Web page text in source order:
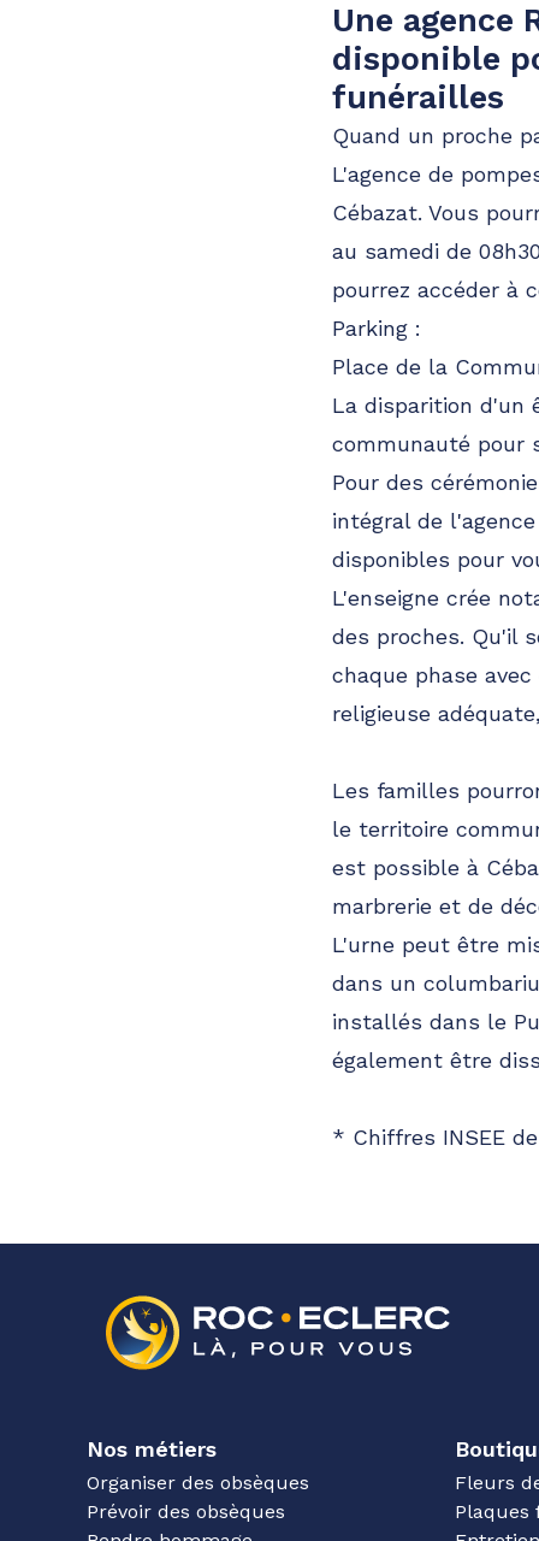
Une agence
disponible
funérailles
Quand un proche
L'agence de
Cébazat. Vous
au samedi de
pourrez accéder à
Parking :
Place de la
La disparition d'un
communauté pour
Pour des
intégral de
disponibles pour
L'enseigne crée
des proches. Qu'il
chaque phase
religieuse
Les familles
le territoire
est possible à
marbrerie et de
L'urne peut être
dans un
installés dans le
également être
* Chiffres INSEE
Nos métiers
Organiser des obsèques
Prévoir des obsèques
Fleurs
Plaques